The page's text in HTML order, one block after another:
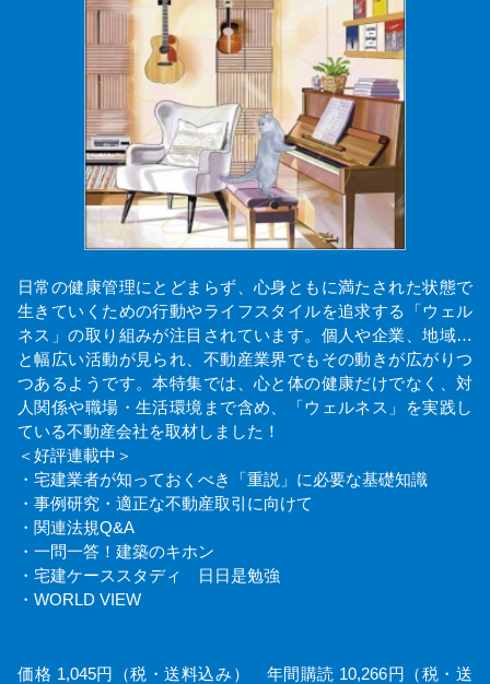
日常の健康管理にとどまらず、心身ともに満たされた状態で
生きていくための行動やライフスタイルを追求する「ウェル
ネス」の取り組みが注目されています。個人や企業、地域…
と幅広い活動が見られ、不動産業界でもその動きが広がりつ
つあるようです。本特集では、心と体の健康だけでなく、対
人関係や職場・生活環境まで含め、「ウェルネス」を実践し
ている不動産会社を取材しました！
＜好評連載中＞
・宅建業者が知っておくべき「重説」に必要な基礎知識
・事例研究・適正な不動産取引に向けて
・関連法規Q&A
・一問一答！建築のキホン
・宅建ケーススタディ 日日是勉強
・WORLD VIEW
価格 1,045円（税・送料込み） 年間購読 10,266円（税・送